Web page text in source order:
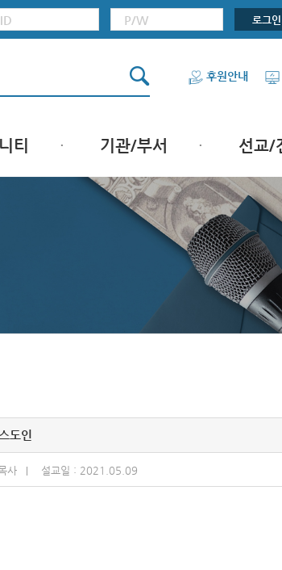
로그인
후원안내
티 기관/부서 선교/
도인
사 설교일 : 2021.05.09